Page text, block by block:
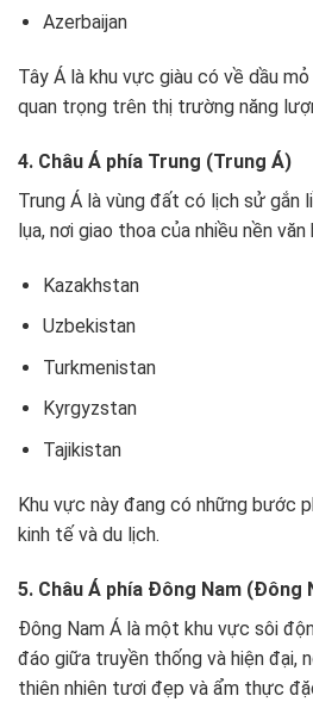
Azerbaijan
Tây Á là khu vực giàu có về dầu
quan trọng trên thị trường năng
4. Châu Á phía Trung (Trung Á)
Trung Á là vùng đất có lịch sử gắn
lụa, nơi giao thoa của nhiều nền văn
Kazakhstan
Uzbekistan
Turkmenistan
Kyrgyzstan
Tajikistan
Khu vực này đang có những bước
kinh tế và du lịch.
5. Châu Á phía Đông Nam (Đông
Đông Nam Á là một khu vực sôi
đáo giữa truyền thống và hiện đại,
thiên nhiên tươi đẹp và ẩm thực